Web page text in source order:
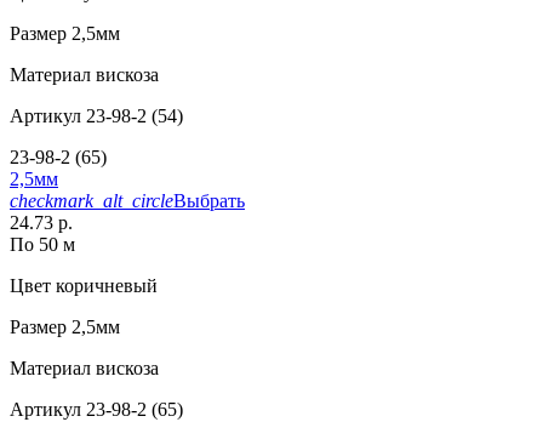
Размер 2,5мм
Материал вискоза
Артикул 23-98-2 (54)
23-98-2 (65)
2,5мм
checkmark_alt_circleВыбрать
24.73 р.
По 50 м
Цвет коричневый
Размер 2,5мм
Материал вискоза
Артикул 23-98-2 (65)